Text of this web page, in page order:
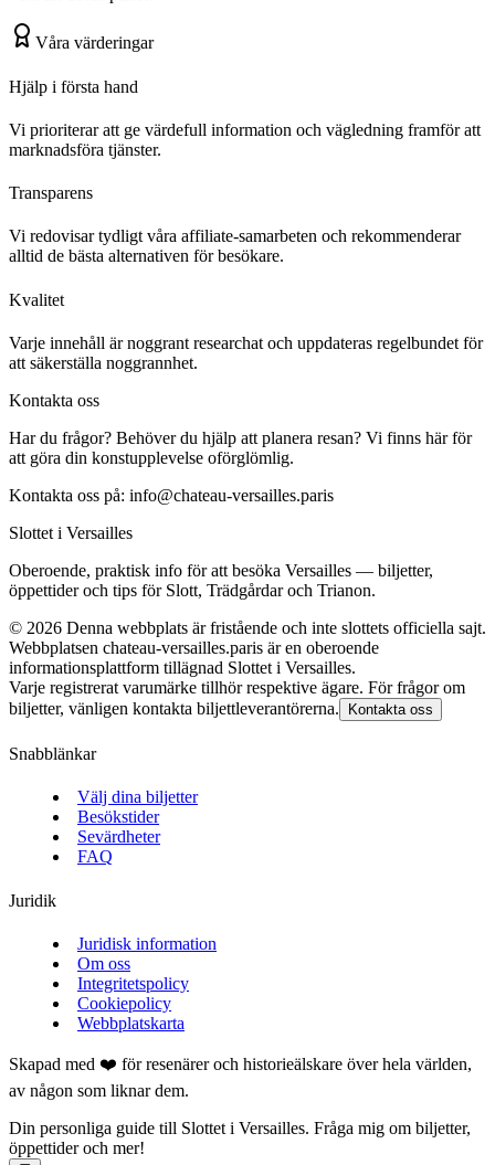
Våra värderingar
Hjälp i första hand
Vi prioriterar att ge värdefull information och vägledning framför att
marknadsföra tjänster.
Transparens
Vi redovisar tydligt våra affiliate-samarbeten och rekommenderar
alltid de bästa alternativen för besökare.
Kvalitet
Varje innehåll är noggrant researchat och uppdateras regelbundet för
att säkerställa noggrannhet.
Kontakta oss
Har du frågor? Behöver du hjälp att planera resan? Vi finns här för
att göra din konstupplevelse oförglömlig.
Kontakta oss på: info@chateau-versailles.paris
Slottet i Versailles
Oberoende, praktisk info för att besöka Versailles — biljetter,
öppettider och tips för Slott, Trädgårdar och Trianon.
© 2026 Denna webbplats är fristående och inte slottets officiella sajt.
Webbplatsen chateau-versailles.paris är en oberoende
informationsplattform tillägnad Slottet i Versailles.
Varje registrerat varumärke tillhör respektive ägare. För frågor om
biljetter, vänligen kontakta biljettleverantörerna.
Kontakta oss
Snabblänkar
Välj dina biljetter
Besökstider
Sevärdheter
FAQ
Juridik
Juridisk information
Om oss
Integritetspolicy
Cookiepolicy
Webbplatskarta
Skapad med ❤️ för resenärer och historieälskare över hela världen,
av någon som liknar dem.
Din personliga guide till Slottet i Versailles. Fråga mig om biljetter,
öppettider och mer!